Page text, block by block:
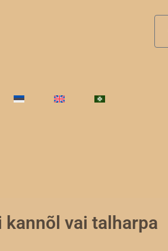
vai talharpa